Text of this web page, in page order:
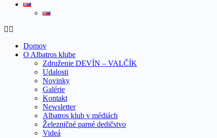
Domov
O Albatros klube
Združenie DEVÍN – VALČÍK
Udalosti
Novinky
Galérie
Kontakt
Newsletter
Albatros klub v médiách
Železničné parné dedičstvo
Videá